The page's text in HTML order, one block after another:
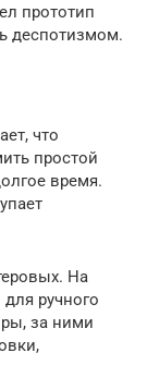
прототип
деспотизмом.
что
простой
время.
На
ручного
за ними